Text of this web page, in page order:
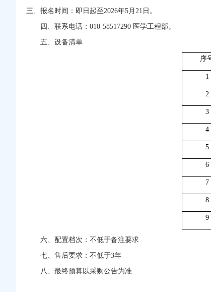
三、报名时间：即日起至2026年5月21日。
四、联系电话：010-58517290 医学工程部。
五、设备清单
序
1
2
3
4
5
6
7
8
9
六、配置档次：不低于备注要求
七、售后要求：不低于3年
八、最终预算以采购公告为准